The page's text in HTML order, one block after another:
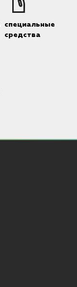
специальные
средства